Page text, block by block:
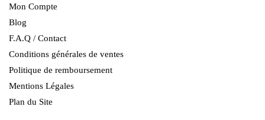
Mon Compte
Blog
F.A.Q / Contact
Conditions générales de ventes
Politique de remboursement
Mentions Légales
Plan du Site